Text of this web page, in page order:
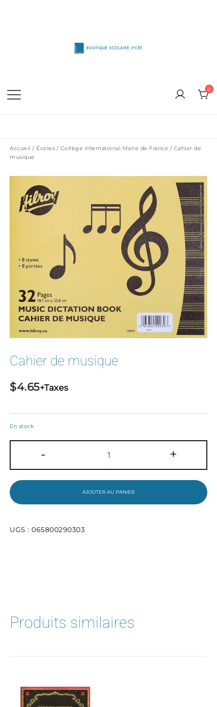
0
Accueil / Écoles / Collège international Marie de France / Cahier de
musique
Cahier de musique
$4.65+Taxes
En stock
-
de
de
musique
+
AJOUTER AU PANIER
UGS : 065800290303
Produits similaires